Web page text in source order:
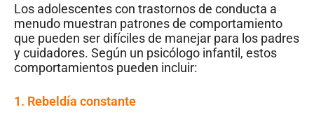
Los adolescentes con trastornos de conducta a
menudo muestran patrones de comportamiento
que pueden ser difíciles de manejar para los padres
y cuidadores. Según un psicólogo infantil, estos
comportamientos pueden incluir:
1. Rebeldía constante